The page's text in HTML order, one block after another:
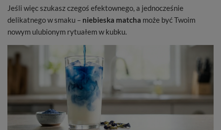
Jeśli więc szukasz czegoś efektownego, a jednocześnie
delikatnego w smaku – niebieska matcha może być Twoim
nowym ulubionym rytuałem w kubku.